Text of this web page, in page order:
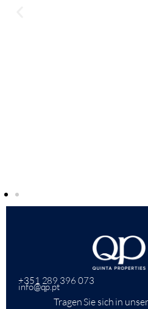
+351 289 396 073
info@qp.pt
Tragen Sie sich in